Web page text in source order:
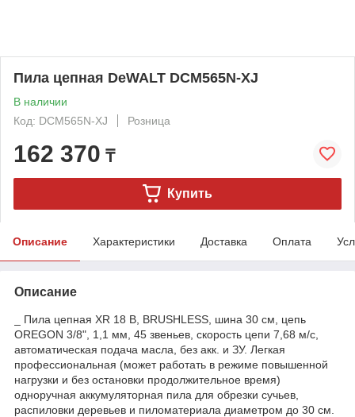
Пила цепная DeWALT DCM565N-XJ
В наличии
Код: DCM565N-XJ
Розница
162 370 ₸
Купить
Описание Характеристики Доставка Оплата
Описание
_ Пила цепная XR 18 В, BRUSHLESS, шина 30 см, цепь
OREGON 3/8", 1,1 мм, 45 звеньев, скорость цепи 7,68 м/с,
автоматическая подача масла, без акк. и ЗУ. Легкая
профессиональная (может работать в режиме повышенной
нагрузки и без остановки продолжительное время)
одноручная аккумуляторная пила для обрезки сучьев,
распиловки деревьев и пиломатериала диаметром до 30 см.